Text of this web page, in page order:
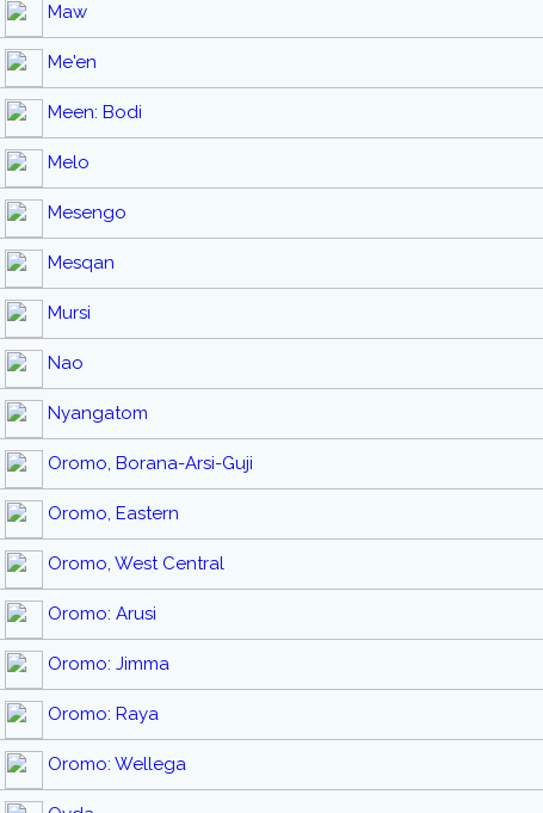
Maw
Me'en
Meen: Bodi
Melo
Mesengo
Mesqan
Mursi
Nao
Nyangatom
Oromo, Borana-Arsi-Guji
Oromo, Eastern
Oromo, West Central
Oromo: Arusi
Oromo: Jimma
Oromo: Raya
Oromo: Wellega